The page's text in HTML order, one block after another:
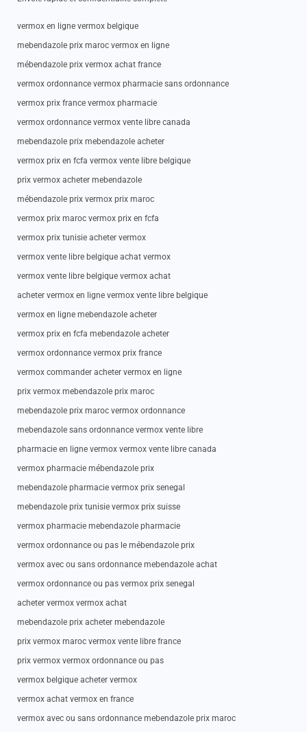
vermox en ligne vermox belgique
mebendazole prix maroc vermox en ligne
mébendazole prix vermox achat france
vermox ordonnance vermox pharmacie sans ordonnance
vermox prix france vermox pharmacie
vermox ordonnance vermox vente libre canada
mebendazole prix mebendazole acheter
vermox prix en fcfa vermox vente libre belgique
prix vermox acheter mebendazole
mébendazole prix vermox prix maroc
vermox prix maroc vermox prix en fcfa
vermox prix tunisie acheter vermox
vermox vente libre belgique achat vermox
vermox vente libre belgique vermox achat
acheter vermox en ligne vermox vente libre belgique
vermox en ligne mebendazole acheter
vermox prix en fcfa mebendazole acheter
vermox ordonnance vermox prix france
vermox commander acheter vermox en ligne
prix vermox mebendazole prix maroc
mebendazole prix maroc vermox ordonnance
mebendazole sans ordonnance vermox vente libre
pharmacie en ligne vermox vermox vente libre canada
vermox pharmacie mébendazole prix
mebendazole pharmacie vermox prix senegal
mebendazole prix tunisie vermox prix suisse
vermox pharmacie mebendazole pharmacie
vermox ordonnance ou pas le mébendazole prix
vermox avec ou sans ordonnance mebendazole achat
vermox ordonnance ou pas vermox prix senegal
acheter vermox vermox achat
mebendazole prix acheter mebendazole
prix vermox maroc vermox vente libre france
prix vermox vermox ordonnance ou pas
vermox belgique acheter vermox
vermox achat vermox en france
vermox avec ou sans ordonnance mebendazole prix maroc